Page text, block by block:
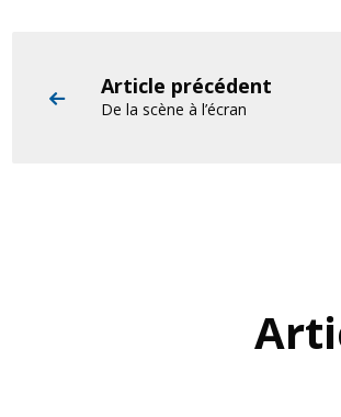
Article précédent
De la scène à l’écran